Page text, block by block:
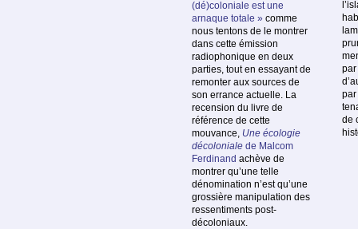
(dé)coloniale est une
arnaque totale » comme
nous tentons de le montrer
dans cette émission
radiophonique en deux
parties, tout en essayant de
remonter aux sources de
son errance actuelle. La
recension du livre de
référence de cette
mouvance, Une écologie
décoloniale de Malcom
Ferdinand achève de
montrer qu’une telle
dénomination n’est qu’une
grossière manipulation des
ressentiments post-
décoloniaux.
par
de